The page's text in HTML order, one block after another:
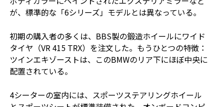
が、標準的な「6シリーズ」モデルとは異なっている。
初期の購入者の多くは、BBS製の鍛造ホイールにワイド
タイヤ（VR 415 TRX）を注文した。もうひとつの特徴：
ツインエキゾーストは、このBMWのリア下にほぼ中央に
配置されている。
4シーターの室内には、スポーツステアリングホイール